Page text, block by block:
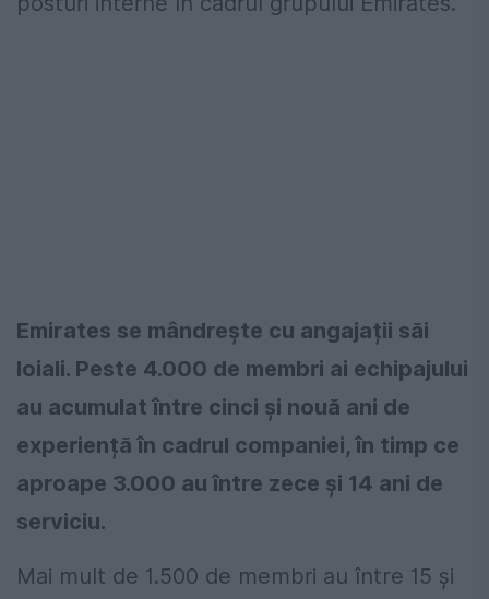
Emirates se mândrește cu angajații săi
loiali. Peste 4.000 de membri ai echipajului
au acumulat între cinci și nouă ani de
experiență în cadrul companiei, în timp ce
aproape 3.000 au între zece și 14 ani de
serviciu.
Mai mult de 1.500 de membri au între 15 și